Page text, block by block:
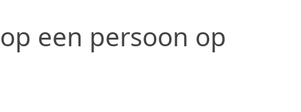
een persoon op